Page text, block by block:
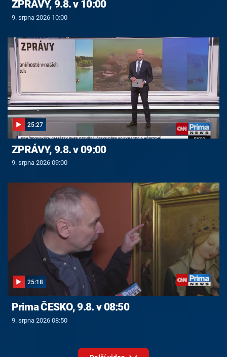
ZPRÁVY, 9.8. v 10:00
9. srpna 2026 10:00
25:27
ZPRÁVY, 9.8. v 09:00
9. srpna 2026 09:00
25:18
Prima ČESKO, 9.8. v 08:50
9. srpna 2026 08:50